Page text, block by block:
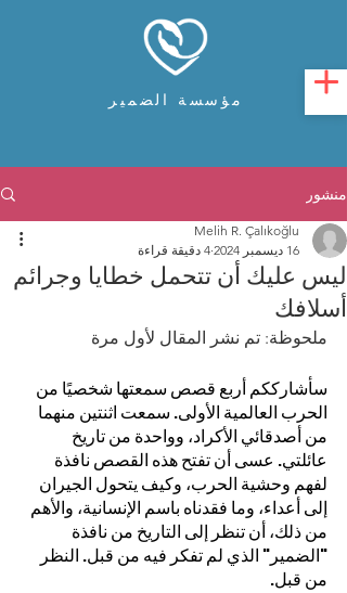
مؤسسة الضمير
منشور
ليس عليك أن تتحمل خطايا وجرائم
أسلافك
Melih R. Çalıkoğlu
16 ديسمبر 2024
4 دقيقة قراءة
ملحوظة: تم نشر المقال لأول مرة
سأشارككم أربع قصص سمعتها شخصيًا من
الحرب العالمية الأولى. سمعت اثنتين منهما
من أصدقائي الأكراد، وواحدة من تاريخ
عائلتي. عسى أن تفتح هذه القصص نافذة
لفهم وحشية الحرب، وكيف يتحول الجيران
إلى أعداء، وما فقدناه باسم الإنسانية، والأهم
من ذلك، أن تنظر إلى التاريخ من نافذة
"الضمير" الذي لم تفكر فيه من قبل. النظر
من قبل.